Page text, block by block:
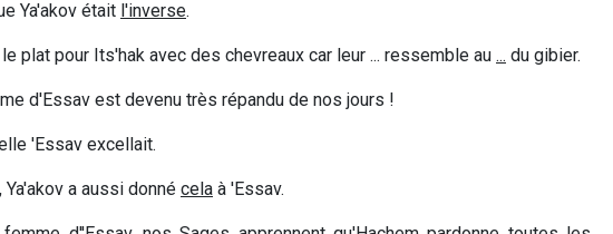
Ya'akov était l'inverse.
plat pour Its'hak avec des chevreaux car leur ... ressemble au ... du gibier.
d'Essav est devenu très répandu de nos jours !
'Essav excellait.
a aussi donné cela à 'Essav.